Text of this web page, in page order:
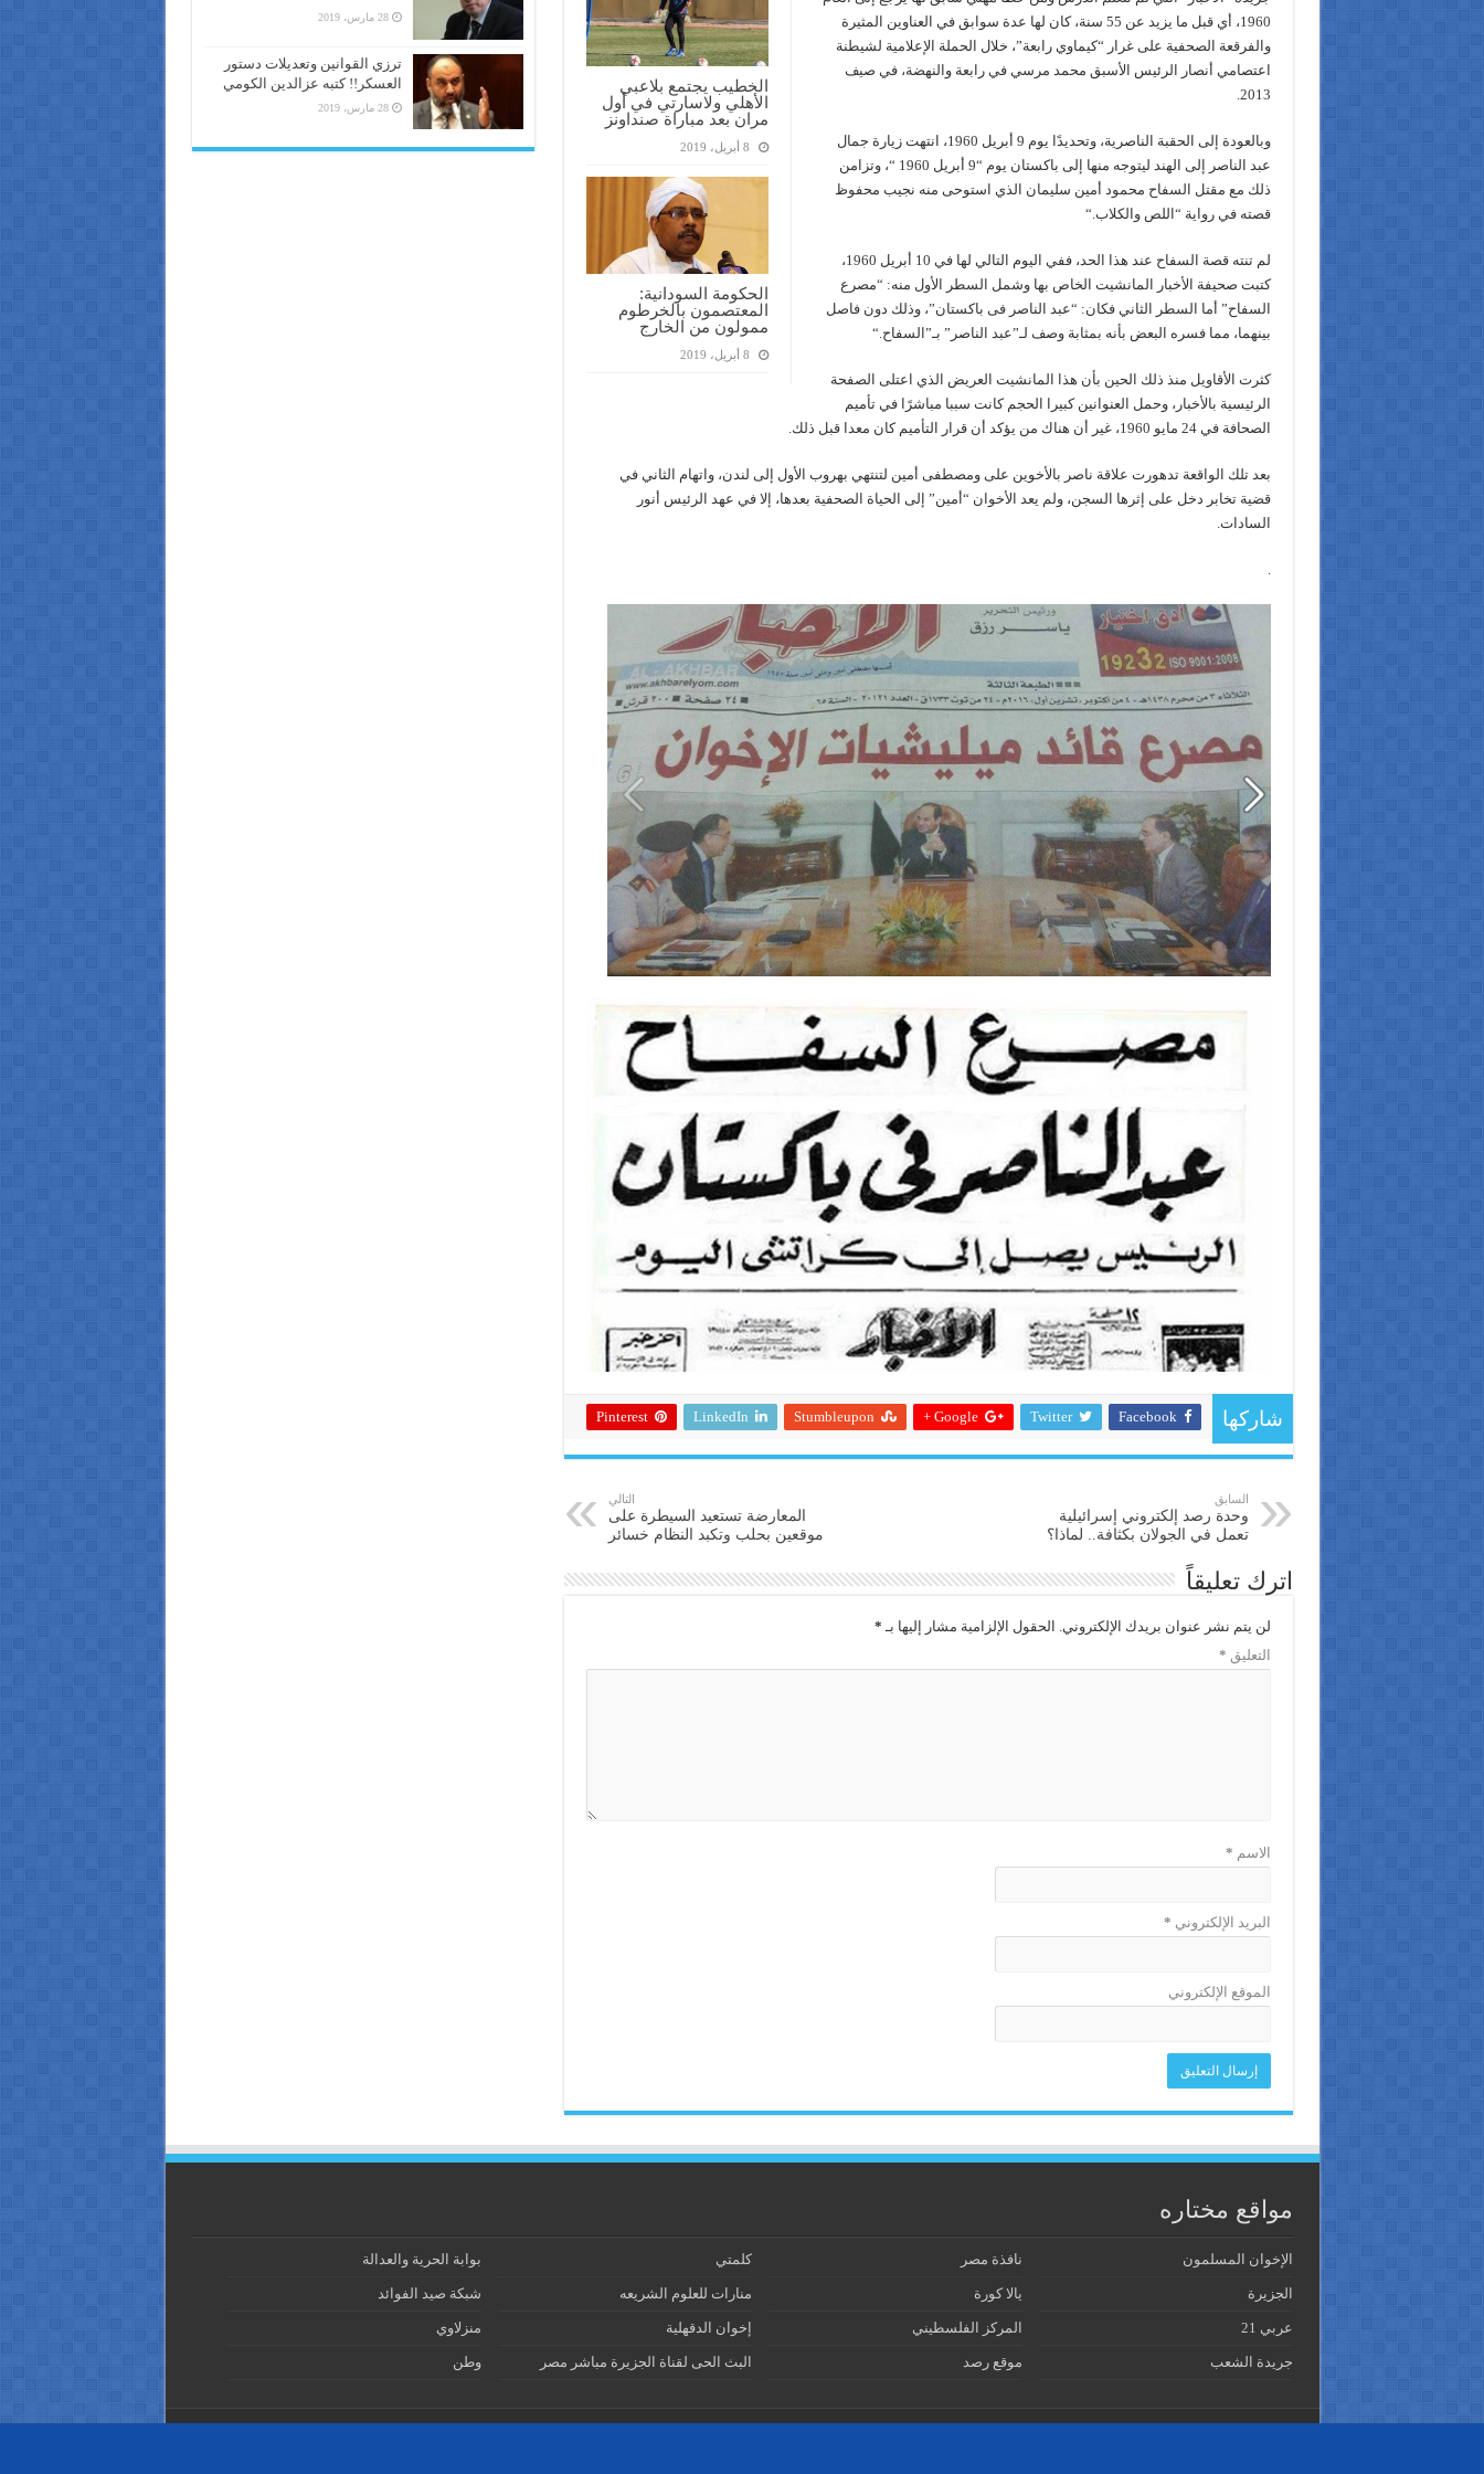
الخطيب يجتمع بلاعبي
الأهلي ولاسارتي في أول
مران بعد مباراة صنداونز
8 أبريل، 2019
الحكومة السودانية:
المعتصمون بالخرطوم
ممولون من الخارج
8 أبريل، 2019
1960، أي قبل ما يزيد عن 55 سنة، كان لها عدة سوابق في العناوين المثيرة
والفرقعة الصحفية على غرار “كيماوي رابعة”، خلال الحملة الإعلامية لشيطنة
اعتصامي أنصار الرئيس الأسبق محمد مرسي في رابعة والنهضة، في صيف
2013
.
وبالعودة إلى الحقبة الناصرية، وتحديدًا يوم 9 أبريل 1960، انتهت زيارة جمال
عبد الناصر إلى الهند ليتوجه منها إلى باكستان يوم “9 أبريل 1960 “، وتزامن
ذلك مع مقتل السفاح محمود أمين سليمان الذي استوحى منه نجيب محفوظ
قصته في رواية “اللص والكلاب“.
لم تنته قصة السفاح عند هذا الحد، ففي اليوم التالي لها في 10 أبريل 1960،
كتبت صحيفة الأخبار المانشيت الخاص بها وشمل السطر الأول منه: “مصرع
السفاح” أما السطر الثاني فكان: “عبد الناصر فى باكستان”، وذلك دون فاصل
بينهما، مما فسره البعض بأنه بمثابة وصف لـ”عبد الناصر” بـ”السفاح“.
كثرت الأقاويل منذ ذلك الحين بأن هذا المانشيت العريض الذي اعتلى الصفحة
الرئيسية بالأخبار، وحمل العنوانين كبيرا الحجم كانت سببا مباشرًا في تأميم
الصحافة في 24 مايو 1960، غير أن هناك من يؤكد أن قرار التأميم كان معدا قبل ذلك
.
بعد تلك الواقعة تدهورت علاقة ناصر بالأخوين على ومصطفى أمين لتنتهي بهروب الأول إلى لندن، واتهام الثاني في
قضية تخابر دخل على إثرها السجن، ولم يعد الأخوان “أمين” إلى الحياة الصحفية بعدها، إلا في عهد الرئيس أنور
السادات.
.
شاركها Facebook
Twitter
Google +
Stumbleupon
LinkedIn
Pinterest
السابق
وحدة رصد إلكتروني إسرائيلية
تعمل في الجولان بكثافة.. لماذا؟
التالي
المعارضة تستعيد السيطرة على
موقعين بحلب وتكبد النظام خسائر
اترك تعليقاً
لن يتم نشر عنوان بريدك الإلكتروني. الحقول الإلزامية مشار إليها بـ *
التعليق *
الاسم *
البريد الإلكتروني *
الموقع الإلكتروني
28 مارس، 2019
ترزي القوانين وتعديلات دستور
العسكر!! كتبه عزالدين الكومي
28 مارس، 2019
مواقع مختاره
الإخوان المسلمون نافذة مصر كلمتي بوابة الحرية والعدالة
الجزيرة يالا كورة منارات للعلوم الشريعه شبكة صيد الفوائد
عربي 21 المركز الفلسطيني إخوان الدقهلية منزلاوي
جريدة الشعب موقع رصد البث الحى لقناة الجزيرة مباشر مصر وطن